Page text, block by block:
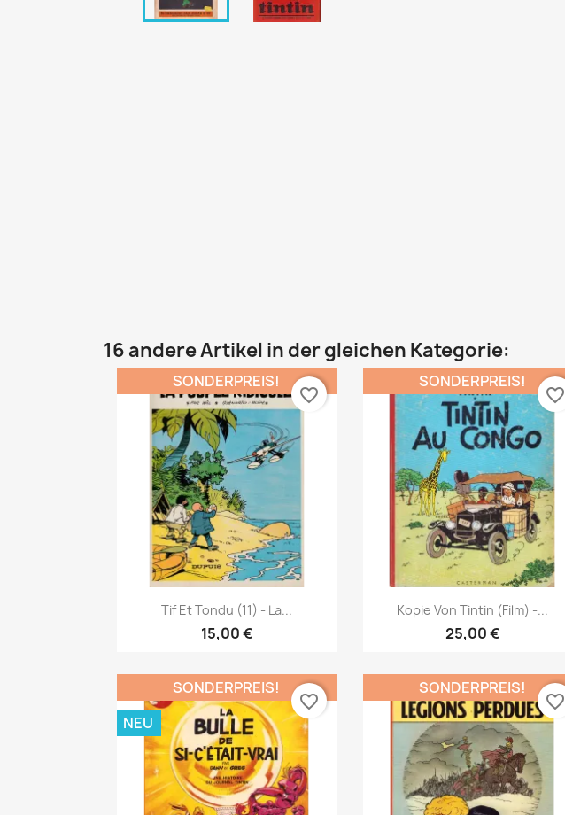
16 andere Artikel in der gleichen Kategorie:
Vorschau
Tif Et Tondu (11) - La...
15,00 €
SONDERPREIS!
favorite_border
Vorschau
Kopie Von Tintin (Film) -...
25,00 €
SONDERPREIS!
favorite_border
SONDERPREIS!
NEU
favorite_border
SONDERPREIS!
favorite_border